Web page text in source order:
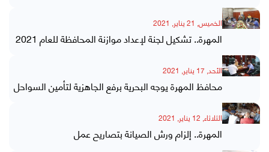
الخميس, 21 يناير, 2021
المهرة.. تشكيل لجنة لإعداد موازنة المحافظة للعام 2021
الأحد, 17 يناير, 2021
محافظ المهرة يوجه البحرية برفع الجاهزية لتأمين السواحل
الثلاثاء, 12 يناير, 2021
المهرة.. إلزام ورش الصيانة بتصاريح عمل